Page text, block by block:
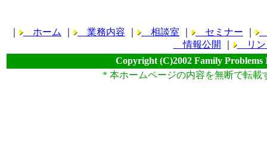
ホーム 業務内容 相談室 セミナー
情報公開
リン
Copyright (C)2002 Family
* 本ホームページの内容を無断で転載